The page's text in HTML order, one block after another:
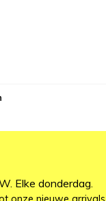
Elke donderdag.